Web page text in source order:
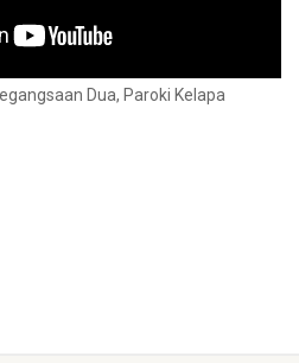
Dua, Paroki Kelapa